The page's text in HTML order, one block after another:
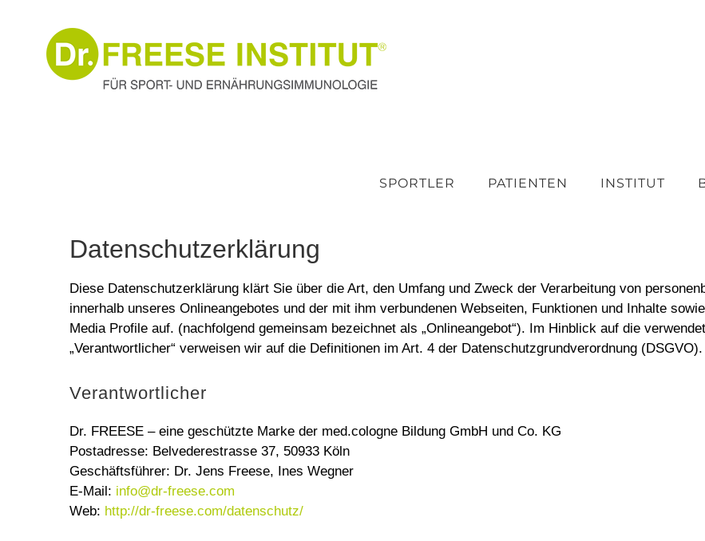
springen
SPORTLER PATIENTEN INSTITUT
Datenschutzerklärung
Diese Datenschutzerklärung klärt Sie über die Art, den Umfang und Zweck der Verarbeitung von
innerhalb unseres Onlineangebotes und der mit ihm verbundenen Webseiten, Funktionen und Inhalte
Media Profile auf. (nachfolgend gemeinsam bezeichnet als „Onlineangebot“). Im Hinblick auf die
„Verantwortlicher“ verweisen wir auf die Definitionen im Art. 4 der Datenschutzgrundverordnung (DSGVO).
Verantwortlicher
Dr. FREESE – eine geschützte Marke der med.cologne Bildung GmbH und Co. KG
Postadresse: Belvederestrasse 37, 50933 Köln
Geschäftsführer: Dr. Jens Freese, Ines Wegner
E-Mail: info@dr-freese.com
Web: http://dr-freese.com/datenschutz/